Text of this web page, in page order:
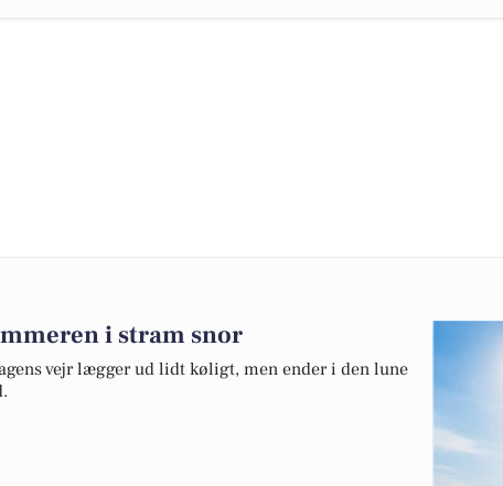
i stram snor
vejr lægger ud lidt køligt, men ender i den lune